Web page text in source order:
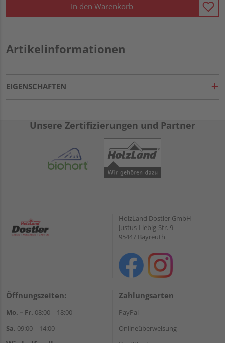
In den Warenkorb
Artikelinformationen
EIGENSCHAFTEN
Unsere Zertifizierungen und Partner
HolzLand Dostler GmbH
Justus-Liebig-Str. 9
95447 Bayreuth
Öffnungszeiten:
Mo. – Fr. 08:00 – 18:00
Sa. 09:00 – 14:00
Zahlungsarten
PayPal
Onlineüberweisung